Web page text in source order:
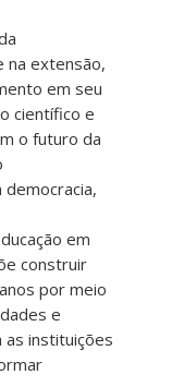
na extensão,
em seu
científico e
o futuro da
em
construir
por meio
e
as instituições